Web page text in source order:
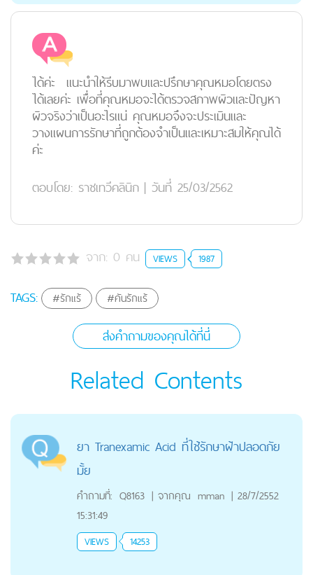
ได้ค่ะ แนะนำให้รีบมาพบและปรึกษาคุณหมอโดยตรง
ได้เลยค่ะ เพื่อที่คุณหมอจะได้ตรวจสภาพผิวและปัญหา
ผิวจริงว่าเป็นอะไรแน่ คุณหมอจึงจะประเมินและ
วางแผนการรักษาที่ถูกต้องจำเป็นและเหมาะสมให้คุณได้
ค่ะ
ตอบโดย: ราชเทวีคลินิก | วันที่ 25/03/2562
จาก: 0 คน VIEWS 1987
TAGS: #รักแร้ #คันรักแร้
ส่งคำถามของคุณได้ที่นี่
Related Contents
ยา Tranexamic Acid ที่ใช้รักษาฝ้าปลอดภัย
มั้ย
คำถามที่: Q8163 | จากคุณ mman | 28/7/2552
15:31:49
VIEWS 14253